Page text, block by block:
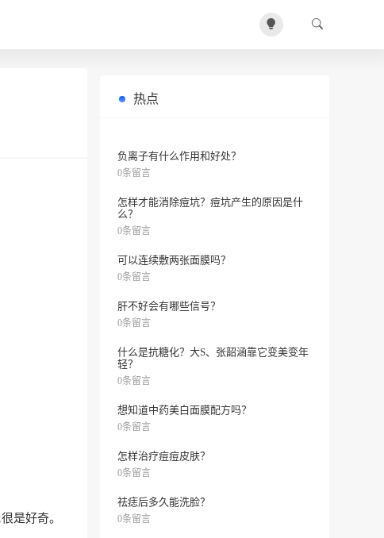
是好奇。
热点
负离子有什么作用和好处？
0条留言
怎样才能消除痘坑？痘坑产生的原因是什
么？
0条留言
可以连续敷两张面膜吗？
0条留言
肝不好会有哪些信号？
0条留言
什么是抗糖化？大S、张韶涵靠它变美变年
轻？
0条留言
想知道中药美白面膜配方吗？
0条留言
怎样治疗痘痘皮肤？
0条留言
祛痣后多久能洗脸？
0条留言